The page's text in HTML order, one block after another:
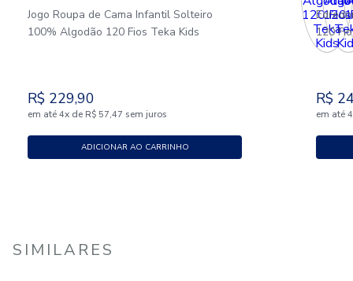
Jogo Roupa de Cama Infantil Solteiro
100% Algodão 120 Fios Teka Kids
R$ 229,90
em até 4x de R$ 57,47 sem juros
ADICIONAR AO CARRINHO
120
R$
em até4
SIMILARES